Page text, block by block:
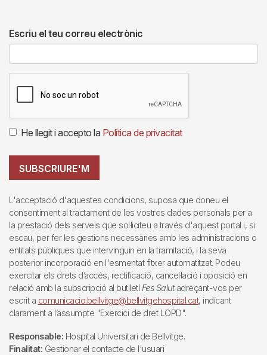
Escriu el teu correu electrònic
He llegit i accepto la Política de privacitat
SUBSCRIURE'M
L'acceptació d'aquestes condicions, suposa que doneu el
consentiment al tractament de les vostres dades personals per a
la prestació dels serveis que sol·liciteu a través d'aquest portal i, si
escau, per fer les gestions necessàries amb les administracions o
entitats públiques que intervinguin en la tramitació, i la seva
posterior incorporació en l'esmentat fitxer automatitzat. Podeu
exercitar els drets d’accés, rectificació, cancel·lació i oposició en
relació amb la subscripció al butlletíFes Salutadreçant-vos per
escrit a comunicacio.bellvitge@bellvitgehospital.cat, indicant
clarament a l’assumpte "Exercici de dret LOPD".
Responsable: Hospital Universitari de Bellvitge.
Finalitat: Gestionar el contacte de l'usuari